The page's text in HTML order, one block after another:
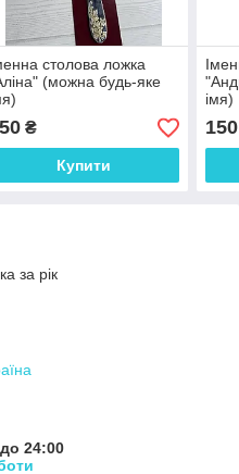
столова ложка
(можна будь-яке
₴
Купити
імя)
150
за рік
24:00